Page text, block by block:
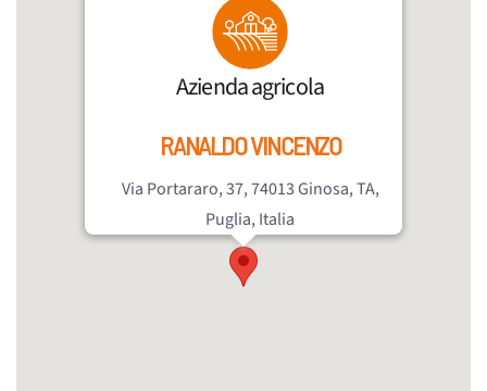
Azienda agricola
RANALDO VINCENZO
Via Portararo, 37, 74013 Ginosa, TA,
Puglia, Italia